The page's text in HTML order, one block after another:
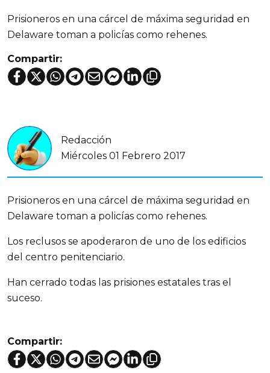
Prisioneros en una cárcel de máxima seguridad en
Delaware toman a policías como rehenes.
Compartir:
Redacción
Miércoles 01 Febrero 2017
Prisioneros en una cárcel de máxima seguridad en
Delaware toman a policías como rehenes.
Los reclusos se apoderaron de uno de los edificios
del centro penitenciario.
Han cerrado todas las prisiones estatales tras el
suceso.
Compartir: